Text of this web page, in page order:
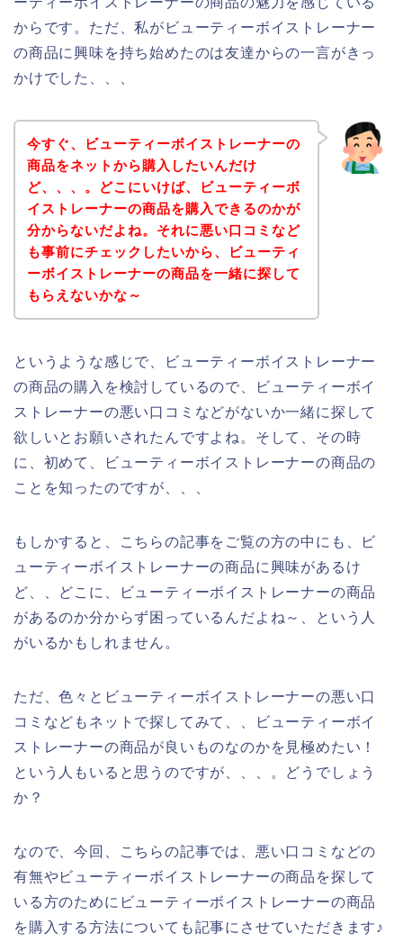
からです。ただ、私がビューティーボイストレーナー
の商品に興味を持ち始めたのは友達からの一言がきっ
かけでした、、、
今すぐ、ビューティーボイストレーナーの
商品をネットから購入したいんだけ
ど、、、。どこにいけば、ビューティーボ
イストレーナーの商品を購入できるのかが
分からないだよね。それに悪い口コミなど
も事前にチェックしたいから、ビューティ
ーボイストレーナーの商品を一緒に探して
もらえないかな～
というような感じで、ビューティーボイストレーナー
の商品の購入を検討しているので、ビューティーボイ
ストレーナーの悪い口コミなどがないか一緒に探して
欲しいとお願いされたんですよね。そして、その時
に、初めて、ビューティーボイストレーナーの商品の
ことを知ったのですが、、、
もしかすると、こちらの記事をご覧の方の中にも、ビ
ューティーボイストレーナーの商品に興味があるけ
ど、、どこに、ビューティーボイストレーナーの商品
があるのか分からず困っているんだよね～、という人
がいるかもしれません。
ただ、色々とビューティーボイストレーナーの悪い口
コミなどもネットで探してみて、、ビューティーボイ
ストレーナーの商品が良いものなのかを見極めたい！
という人もいると思うのですが、、、。どうでしょう
か？
なので、今回、こちらの記事では、悪い口コミなどの
有無やビューティーボイストレーナーの商品を探して
いる方のためにビューティーボイストレーナーの商品
を購入する方法についても記事にさせていただきます♪